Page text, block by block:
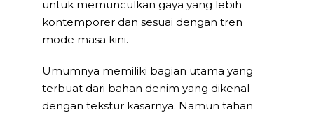
untuk memunculkan gaya yang lebih
kontemporer dan sesuai dengan tren
mode masa kini.
Umumnya memiliki bagian utama yang
terbuat dari bahan denim yang dikenal
dengan tekstur kasarnya. Namun tahan